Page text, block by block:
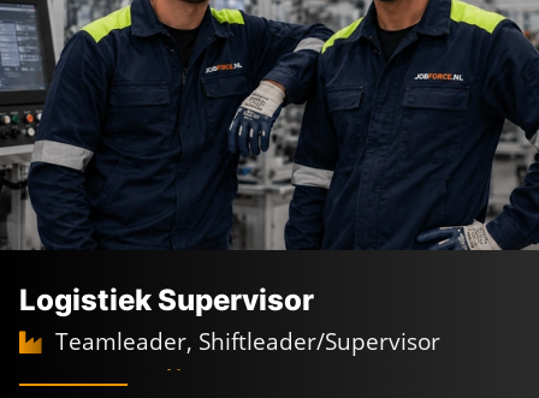
Logistiek Supervisor
Teamleader, Shiftleader/Supervisor
Full time